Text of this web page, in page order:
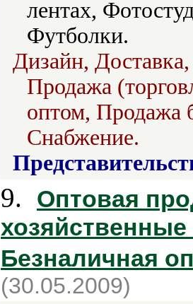
лентах,
Футболки.
Дизайн,
Продажа
оптом, Продажа
Снабжение.
9.
Оптовая
Безналичная
(30.05.2009)